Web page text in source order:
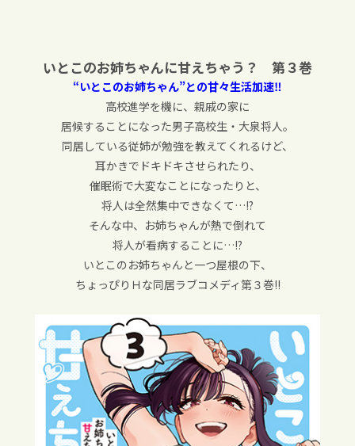
いとこのお姉ちゃんに甘えちゃう？ 第３巻
“いとこのお姉ちゃん”との甘々生活加速‼︎
高校進学を機に、親戚の家に
居候することになった男子高校生・大泉将人。
同居している従姉が勉強を教えてくれるけど、
耳かきでドキドキさせられたり、
催眠術で大変なことになったりと、
将人は全然集中できなくて…!?
そんな中、お姉ちゃんが熱で倒れて
将人が看病することに…!?
いとこのお姉ちゃんと一つ屋根の下、
ちょっぴりＨな同居ラブコメディ第３巻!!